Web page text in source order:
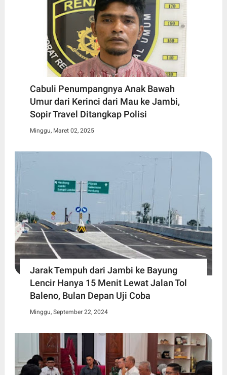
Cabuli Penumpangnya Anak Bawah
Umur dari Kerinci dari Mau ke Jambi,
Sopir Travel Ditangkap Polisi
Minggu, Maret 02, 2025
Jarak Tempuh dari Jambi ke Bayung
Lencir Hanya 15 Menit Lewat Jalan Tol
Baleno, Bulan Depan Uji Coba
Minggu, September 22, 2024